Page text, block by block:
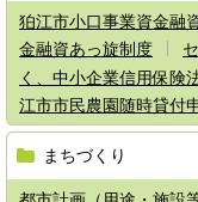
狛江市小口事業資金融
金融資あっ旋制度
く、中小企業信用保険
江市市民農園随時貸付
まちづくり